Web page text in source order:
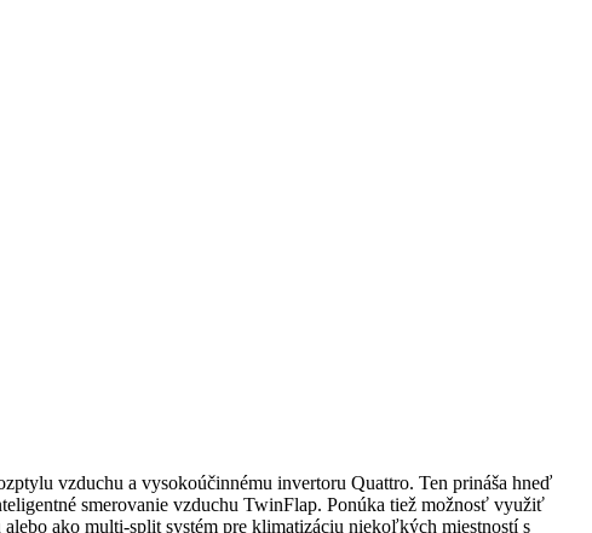
vzduchu a vysokoúčinnému invertoru Quattro. Ten prináša hneď
smerovanie vzduchu TwinFlap. Ponúka tiež možnosť využiť
ako multi-split systém pre klimatizáciu niekoľkých miestností s